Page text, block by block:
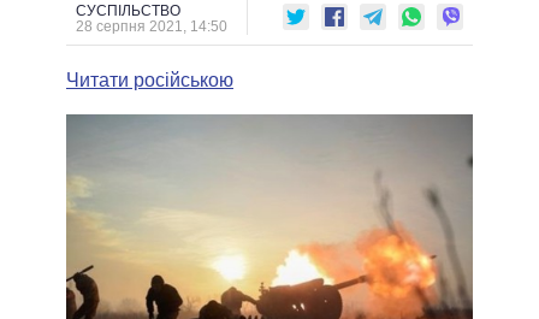
ГОЛОВИ ОБЛАДМІНІСТРАЦІЙ
МЕРИ МІСТ
ВСІ ПЕРСОНИ
ПОРІВНЯННЯ ПОЛІТИКІВ
СУСПІЛЬСТВО
28 серпня 2021, 14:50
Читати російською